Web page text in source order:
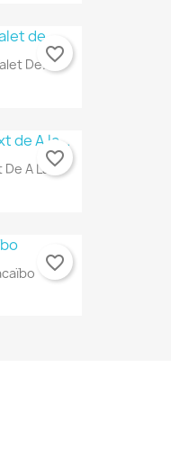
De...
favorite_border
A La...
favorite_border
favorite_border